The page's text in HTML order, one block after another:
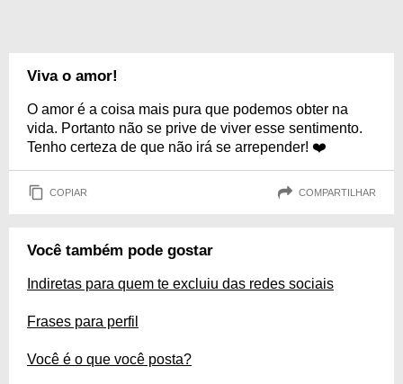
Viva o amor!
O amor é a coisa mais pura que podemos obter na
vida. Portanto não se prive de viver esse sentimento.
Tenho certeza de que não irá se arrepender! ❤️
COPIAR COMPARTILHAR
Você também pode gostar
Indiretas para quem te excluiu das redes sociais
Frases para perfil
Você é o que você posta?